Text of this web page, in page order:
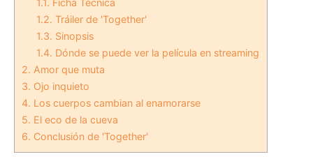
1.2. Tráiler de 'Together'
1.3. Sinopsis
1.4. Dónde se puede ver la película en streaming
2. Amor que muta
3. Ojo inquieto
4. Los cuerpos cambian al enamorarse
5. El eco de la cueva
6. Conclusión de 'Together'